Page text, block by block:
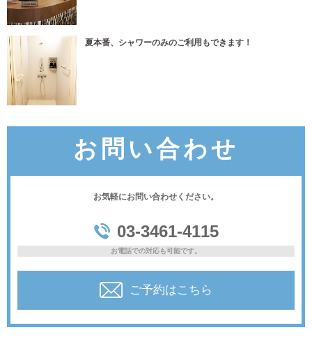
夏本番、シャワーのみのご利用もできます！
お問い合わせ
お気軽にお問い合わせください。
03-3461-4115
お電話での対応も可能です。
ご予約はこちら